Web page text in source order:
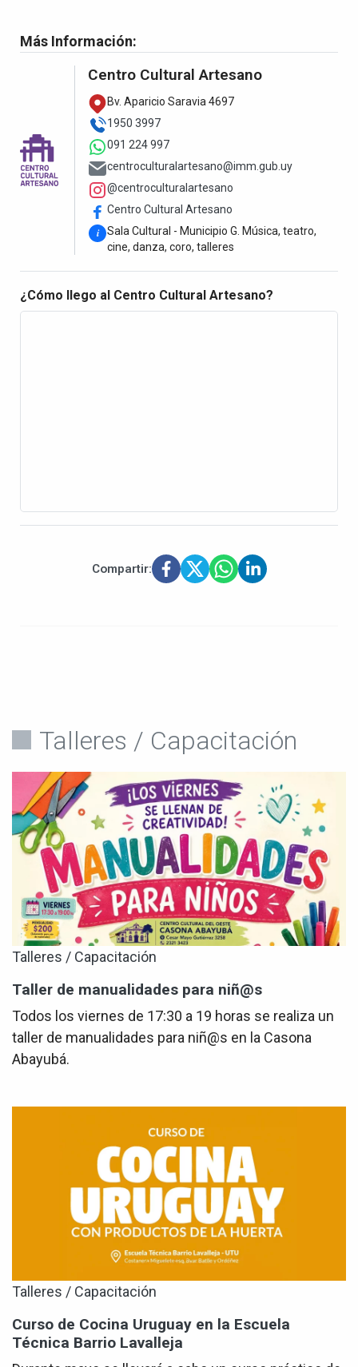
Más Información:
Centro Cultural Artesano
Bv. Aparicio Saravia 4697
1950 3997
091 224 997
centroculturalartesano@imm.gub.uy
@centroculturalartesano
Centro Cultural Artesano
i Sala Cultural - Municipio G. Música, teatro,
cine, danza, coro, talleres
¿Cómo llego al Centro Cultural Artesano?
Compartir:
Talleres / Capacitación
Talleres / Capacitación
Taller de manualidades para niñ@s
Todos los viernes de 17:30 a 19 horas se realiza un
taller de manualidades para niñ@s en la Casona
Abayubá.
Talleres / Capacitación
Curso de Cocina Uruguay en la Escuela
Técnica Barrio Lavalleja